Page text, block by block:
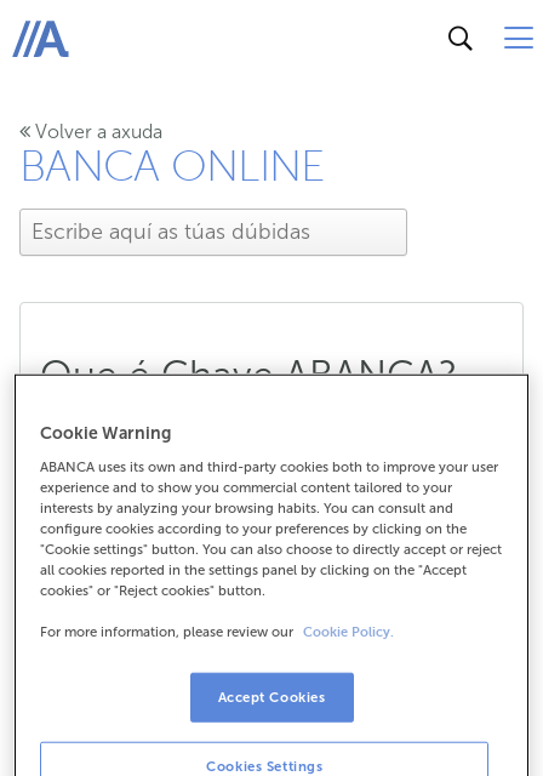
ABANCA
Volver a axuda
BANCA ONLINE
Que é Chave ABANCA?
Que é Chave ABANCA?
A Chave ABANCA é un novosistema de validación
de identidadeque se basea na tecnoloxía Passkey.
Este método de seguridade utiliza o
bloqueo do teu dispositivo persoal(a túa cara,
importantes en liña e protexer a túa información
privada. Ten en conta que os teus datos biométricos
se gardan no teu dispositivo e nunca se comparten
Cookie Warning
ABANCA uses its own and third-party cookies both to improve your user
experience and to show you commercial content tailored to your
interests by analyzing your browsing habits. You can consult and
configure cookies according to your preferences by clicking on the
"Cookie settings" button. You can also choose to directly accept or reject
all cookies reported in the settings panel by clicking on the "Accept
cookies" or "Reject cookies" button.
For more information, please review our Cookie Policy.
Cookies Settings
Accept Cookies